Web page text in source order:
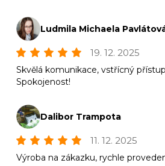
Ludmila Michaela
19. 12. 2025
Skvělá komunikace, vstřícný
Spokojenost!
Dalibor Trampota
11. 12. 2025
Výroba na zákazku, rychle